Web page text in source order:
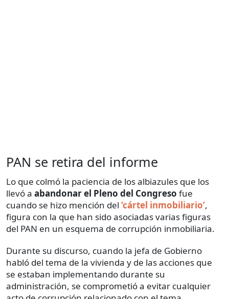
PAN se retira del informe
Lo que colmó la paciencia de los albiazules que los
llevó a abandonar el Pleno del Congreso fue
cuando se hizo mención del ‘cártel inmobiliario’,
figura con la que han sido asociadas varias figuras
del PAN en un esquema de corrupción inmobiliaria.
Durante su discurso, cuando la jefa de Gobierno
habló del tema de la vivienda y de las acciones que
se estaban implementando durante su
administración, se comprometió a evitar cualquier